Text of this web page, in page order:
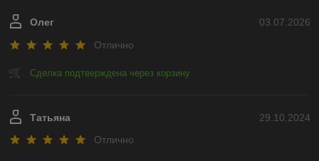
03.07.2026
Олег
Отлично
Сделка подтверждена через корзину
29.10.2024
Татьяна
Отлично